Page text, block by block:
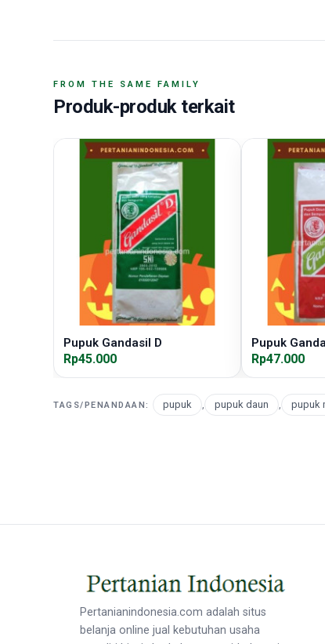
FROM THE SAME FAMILY
Produk-produk terkait
Pupuk Gandasil D
Rp45.000
Pupuk
Rp47.000
TAGS/PENANDAAN: pupuk , pupuk daun , pupuk
Pertanianindonesia.com adalah situs
belanja online jual kebutuhan usaha